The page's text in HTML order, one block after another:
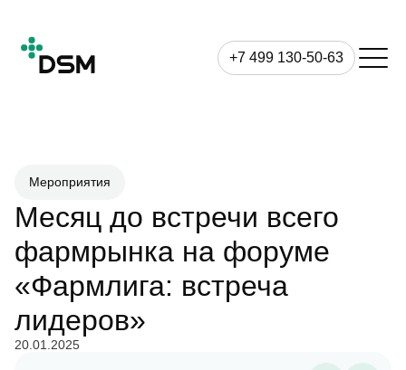
+7 499 130-50-63
Мероприятия
Месяц до встречи всего
фармрынка на форуме
«Фармлига: встреча
лидеров»
20.01.2025